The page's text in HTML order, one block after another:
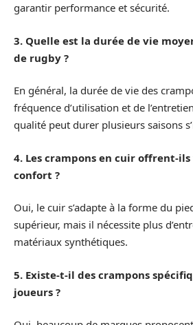
garantir performance et sécurité.
3. Quelle est la durée de vie
de rugby ?
En général, la durée de vie des
fréquence d’utilisation et de
qualité peut durer plusieurs saisons
4. Les crampons en cuir offrent-
confort ?
Oui, le cuir s’adapte à la forme du
supérieur, mais il nécessite plus
matériaux synthétiques.
5. Existe-t-il des crampons
joueurs ?